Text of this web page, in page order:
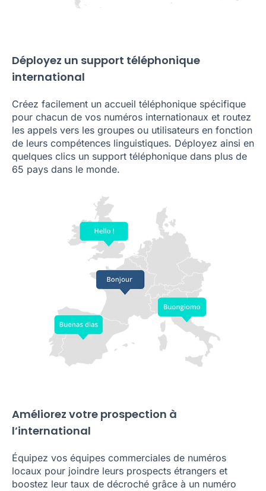
Déployez un support téléphonique
international
Créez facilement un accueil téléphonique spécifique
pour chacun de vos numéros internationaux et routez
les appels vers les groupes ou utilisateurs en fonction
de leurs compétences linguistiques. Déployez ainsi en
quelques clics un support téléphonique dans plus de
65 pays dans le monde.
Améliorez votre prospection à
l’international
Équipez vos équipes commerciales de numéros
locaux pour joindre leurs prospects étrangers et
boostez leur taux de décroché grâce à un numéro